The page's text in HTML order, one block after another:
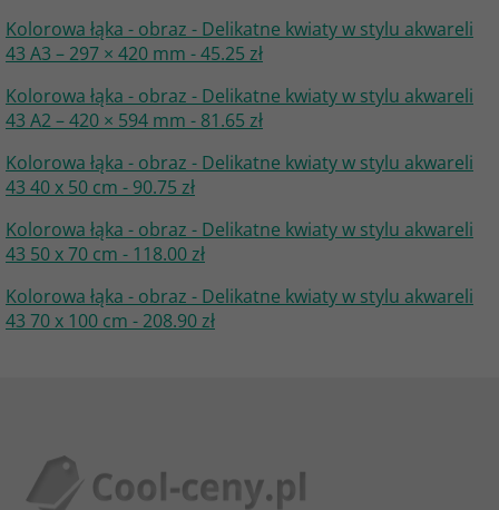
Kolorowa łąka - obraz - Delikatne kwiaty w stylu akwareli
43 A3 – 297 × 420 mm - 45.25 zł
Kolorowa łąka - obraz - Delikatne kwiaty w stylu akwareli
43 A2 – 420 × 594 mm - 81.65 zł
Kolorowa łąka - obraz - Delikatne kwiaty w stylu akwareli
43 40 x 50 cm - 90.75 zł
Kolorowa łąka - obraz - Delikatne kwiaty w stylu akwareli
43 50 x 70 cm - 118.00 zł
Kolorowa łąka - obraz - Delikatne kwiaty w stylu akwareli
43 70 x 100 cm - 208.90 zł